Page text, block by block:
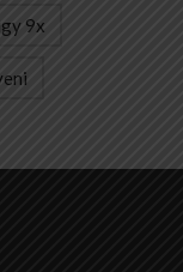
9x